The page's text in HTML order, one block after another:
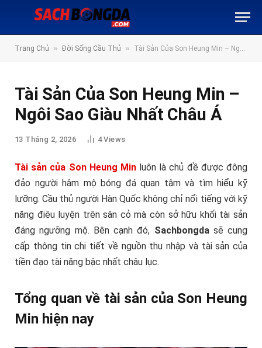
Trang Chủ » Đời Sống Cầu Thủ » Tài Sản Của Son Heung Min – Ngôi Sao Giàu Nhất Châu Á
Tài Sản Của Son Heung Min –
Ngôi Sao Giàu Nhất Châu Á
13 Tháng 2, 2026 4Views
Tài sản của Son Heung Minluôn là chủ đề được đông
đảo người hâm mộ bóng đá quan tâm và tìm hiểu kỹ
lưỡng. Cầu thủ người Hàn Quốc không chỉ nổi tiếng với kỹ
năng điêu luyện trên sân cỏ mà còn sở hữu khối tài sản
đáng ngưỡng mộ. Bên cạnh đó, Sachbongdasẽ cung
cấp thông tin chi tiết về nguồn thu nhập và tài sản của
tiền đạo tài năng bậc nhất châu lục.
Tổng quan về tài sản của Son Heung
Min hiện nay